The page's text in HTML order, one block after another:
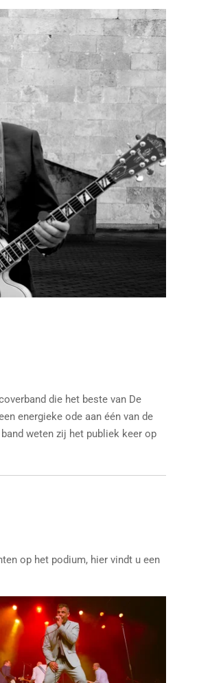
die het beste van De
energieke ode aan één van de
weten zij het publiek keer op
op het podium, hier vindt u een